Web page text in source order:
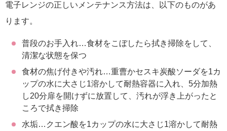
電子レンジの正しいメンテナンス方法は、以下のものがあ
ります。
普段のお手入れ…食材をこぼしたら拭き掃除をして、
清潔な状態を保つ
食材の焦げ付きや汚れ…重曹かセスキ炭酸ソーダを1カ
ップの水に大さじ1溶かして耐熱容器に入れ、5分加熱
し20分扉を開けずに放置して、汚れが浮き上がったと
ころで拭き掃除
水垢…クエン酸を1カップの水に大さじ1溶かして耐熱